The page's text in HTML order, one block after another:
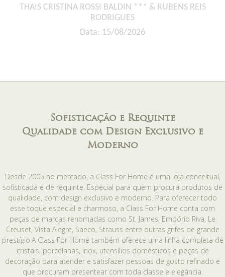
THAIS CRISTINA ROSSI BALDIN *** & RUBENS REIS
RODRIGUES
Data: 15/08/2026
Sofisticação e Requinte
Qualidade com Design Exclusivo e
Moderno
Desde 2005 no mercado, a Class For Home é uma loja conceitual,
sofisticada e de requinte. Especial para quem procura produtos de
qualidade, com design exclusivo e moderno. Para oferecer todo
esse toque especial e charmoso, a Class For Home conta com
peças de marcas renomadas como St. James, Empório Riva, Le
Creuset, Vista Alegre, Saeco, Strauss entre outras grifes de grande
prestígio.A Class For Home também oferece uma linha completa de
cristais, porcelanas, inox, utensílios domésticos e peças de
decoração para atender e satisfazer pessoas de gosto refinado e
que procuram presentear com toda classe e elegância.